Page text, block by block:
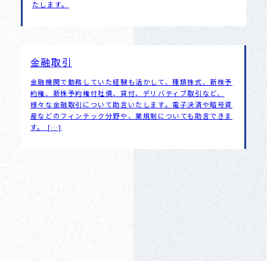
たします。
金融取引
金融機関で勤務していた経験も活かして、種類株式、新株予
約権、新株予約権付社債、貸付、デリバティブ取引など、
様々な金融取引について助言いたします。電子決済や暗号資
産などのフィンテック分野や、業規制についても助言できま
す。 […]